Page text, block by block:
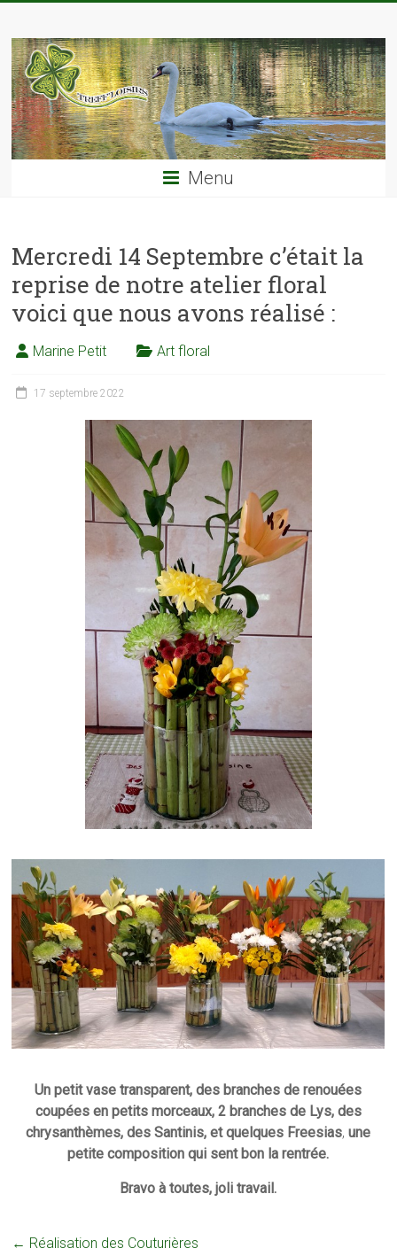
content
TREFF'LOISIRS
Menu
Mercredi 14 Septembre c’était la
reprise de notre atelier floral
voici que nous avons réalisé :
Marine Petit Art floral
17 septembre 2022
Un petit vase transparent, des branches de renouées
coupées en petits morceaux, 2 branches de Lys, des
chrysanthèmes, des Santinis, et quelques Freesias, une
petite composition qui sent bon la rentrée.
Bravo à toutes, joli travail.
← Réalisation des Couturières